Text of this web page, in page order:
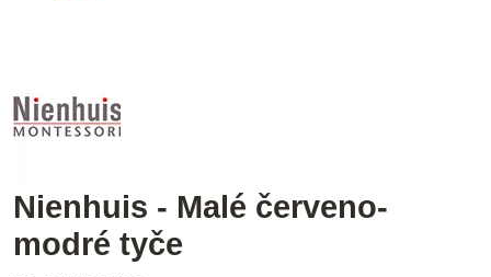
Nienhuis - Malé červeno-
modré tyče